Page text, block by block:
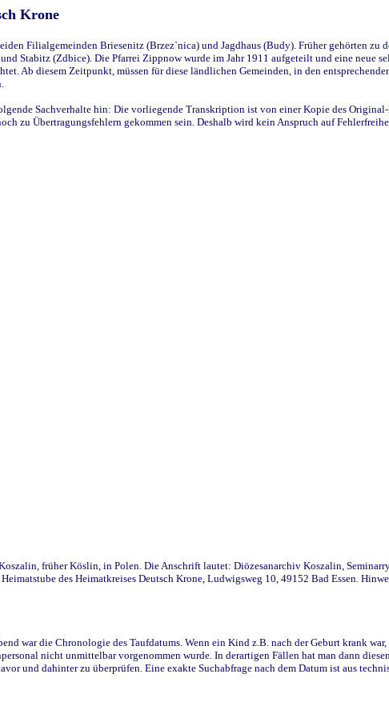
Krone
Filialgemeinden Briesenitz (Brzez`nica) und Jagdhaus (Budy). Früher gehörten zu
Stabitz (Zdbice). Die Pfarrei Zippnow wurde im Jahr 1911 aufgeteilt und eine neue
Ab diesem Zeitpunkt, müssen für diese ländlichen Gemeinden, in den
Sachverhalte hin: Die vorliegende Transkription ist von einer Kopie des
zu Übertragungsfehlern gekommen sein. Deshalb wird kein Anspruch auf
früher Köslin, in Polen. Die Anschrift lautet: Diözesanarchiv Koszalin,
des Heimatkreises Deutsch Krone, Ludwigsweg 10, 49152 Bad Essen.
war die Chronologie des Taufdatums. Wenn ein Kind z.B. nach der Geburt krank
nicht unmittelbar vorgenommen wurde. In derartigen Fällen hat man dann
und dahinter zu überprüfen. Eine exakte Suchabfrage nach dem Datum ist aus